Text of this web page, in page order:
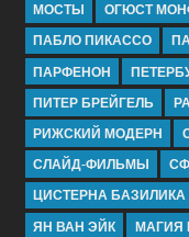
МОСТЫ
ОГЮСТ
ПАБЛО ПИКАССО
ПАРФЕНОН
ПИТЕР БРЕЙГЕЛЬ
РИЖСКИЙ МОДЕРН
СЛАЙД-ФИЛЬМЫ
ЦИСТЕРНА БАЗИЛИКА
ЯН ВАН ЭЙК
МАГИЯ